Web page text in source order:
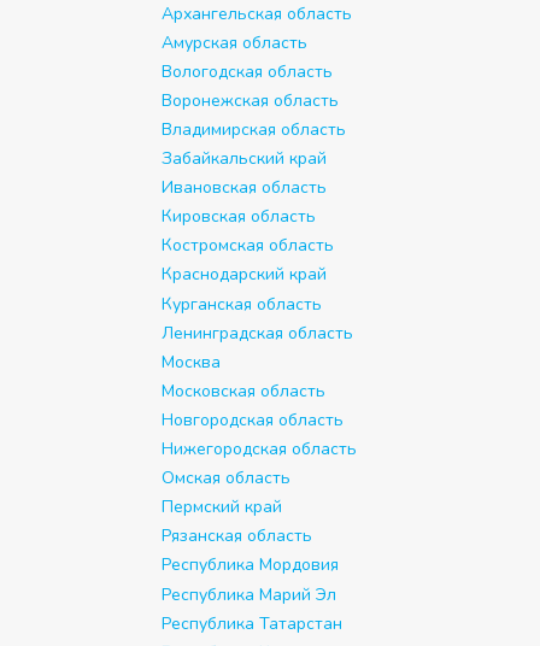
Архангельская область
Амурская область
Вологодская область
Воронежская область
Владимирская область
Забайкальский край
Ивановская область
Кировская область
Костромская область
Краснодарский край
Курганская область
Ленинградская область
Москва
Московская область
Новгородская область
Нижегородская область
Омская область
Пермский край
Рязанская область
Республика Мордовия
Республика Марий Эл
Республика Татарстан